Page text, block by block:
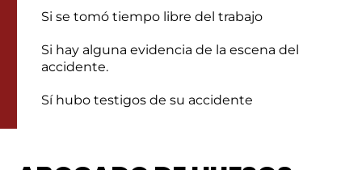
Si se tomó tiempo libre del trabajo
Si hay alguna evidencia de la escena del
accidente.
Sí hubo testigos de su accidente